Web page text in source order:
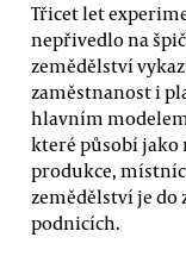
Třicet let
nepřivedlo na
zemědělství
zaměstnanost i
hlavním
které působí
produkce,
zemědělství je do
podnicích.